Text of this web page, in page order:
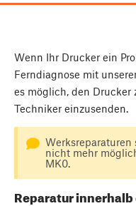
Wenn Ihr Drucker ein
Ferndiagnose mit
es möglich, den Drucker
Techniker einzusenden.
nicht mehr
MK0.
Reparatur innerhalb